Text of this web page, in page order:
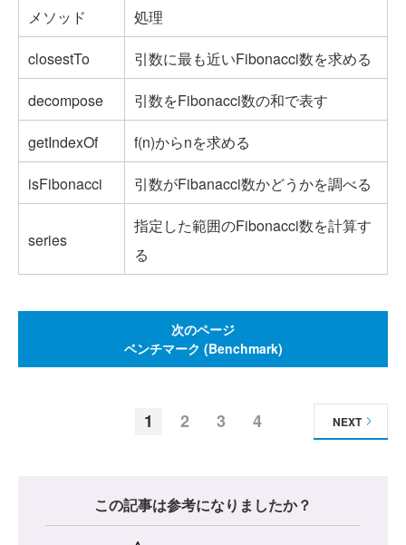
メソッド
処理
closestTo
引数に最も近いFibonacci数を求める
decompose
引数をFibonacci数の和で表す
getIndexOf
f(n)からnを求める
isFibonacci
引数がFibanacci数かどうかを調べる
series
指定した範囲のFibonacci数を計算す
る
次のページ
ベンチマーク (Benchmark)
1 2 3 4 NEXT
この記事は参考になりましたか？